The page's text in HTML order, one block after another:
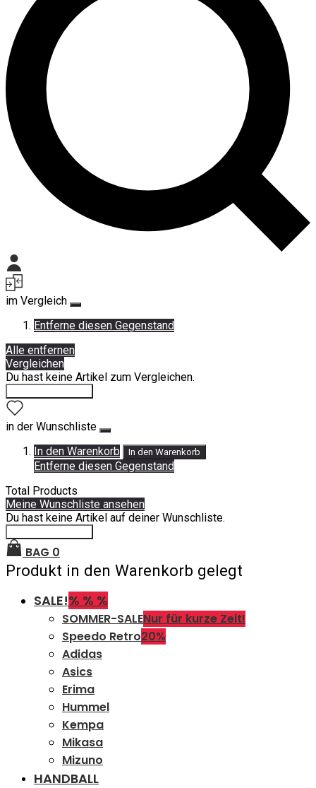
im Vergleich
Entferne diesen Gegenstand
Alle entfernen
Vergleichen
Du hast keine Artikel zum Vergleichen.
in der Wunschliste
In den Warenkorb
In den Warenkorb
Entferne diesen Gegenstand
Total Products
Meine Wunschliste ansehen
Du hast keine Artikel auf deiner Wunschliste.
BAG 0
Produkt in den Warenkorb gelegt
SALE!% % %
SOMMER-SALENur für kurze Zeit!
Speedo Retro20%
Adidas
Asics
Erima
Hummel
Kempa
Mikasa
Mizuno
HANDBALL